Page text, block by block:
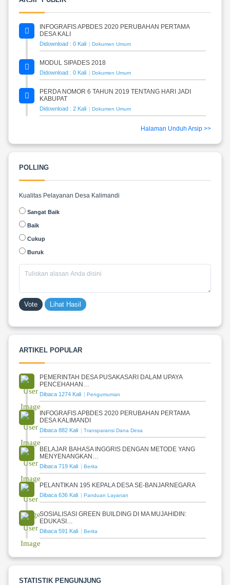
INFOGRAFIS APBDES 2020 PERUBAHAN PERTAMA
DESA KALI
Didownload : 0 Kali Dokumen Umum
MODUL SIPADES 2018
Didownload : 0 Kali Dokumen Umum
PERDA NOMOR 6 TAHUN 2019 TENTANG HARI JADI
KABUPAT
Didownload : 2 Kali Dokumen Umum
Halaman Unduh Arsip >>
POLLING
Kualitas Pelayanan Desa Kalimandi
Sangat Baik
Baik
Cukup
Buruk
Vote Lihat Hasil
ARTIKEL POPULAR
PEMERINTAH DESA PUSAKASARI DALAM UPAYA
PENCEHAHAN…
Dibaca 1274 Kali Pengumuman
INFOGRAFIS APBDES 2020 PERUBAHAN PERTAMA
DESA KALIMANDI
Dibaca 882 Kali Transparansi Dana Desa
BELAJAR BAHASA INGGRIS DENGAN METODE YANG
MENYENANGKAN…
Dibaca 719 Kali Berita
PELANTIKAN 195 KEPALA DESA SE-BANJARNEGARA
Dibaca 636 Kali Panduan Layanan
SOSIALISASI GREEN BUILDING DI MA MUJAHIDIN:
EDUKASI…
Dibaca 591 Kali Berita
STATISTIK PENGUNJUNG